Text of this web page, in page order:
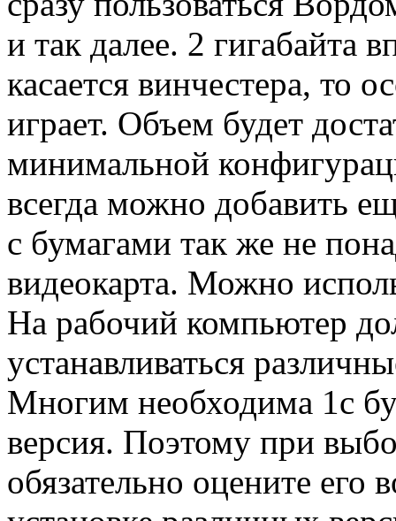
и так далее. 2 гигабайта
касается винчестера, то
играет. Объем будет
минимальной
всегда можно добавить
с бумагами так же не
видеокарта. Можно
На рабочий компьютер
устанавливаться
Многим необходима 1с
версия. Поэтому при
обязательно оцените его